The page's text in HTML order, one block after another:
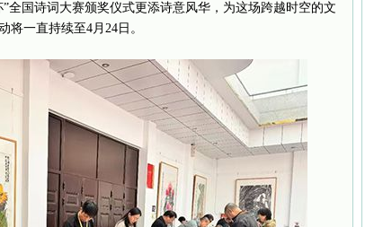
全国诗词大赛颁奖仪式更添诗意风华，为这场跨越时空的文
一直持续至4月24日。